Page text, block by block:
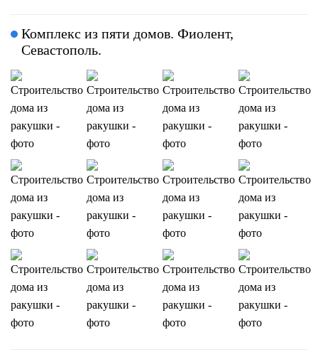
Комплекс из пяти домов. Фиолент,
Севастополь.